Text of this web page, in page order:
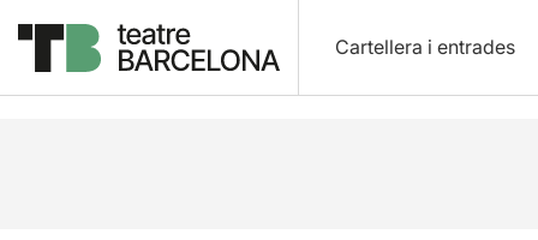
Cartellera i entrades
Descripció Fitxa artística